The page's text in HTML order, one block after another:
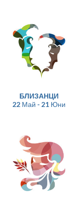
БЛИЗАНЦИ
22 Май - 21 Юни